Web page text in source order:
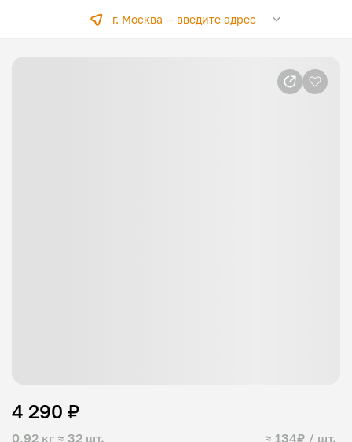
г. Москва —введите адрес
0,92 кг ≈ 32 шт. ≈ 134₽ / шт.
4 290 ₽